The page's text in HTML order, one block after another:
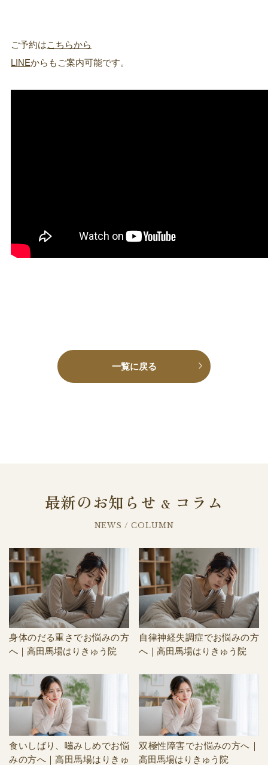
ご予約はこちらから
LINEからもご案内可能です。
一覧に戻る
最新のお知らせ & コラム
NEWS / COLUMN
身体のだる重さでお悩みの方
へ｜高田馬場はりきゅう院
自律神経失調症でお悩みの方
へ｜高田馬場はりきゅう院
食いしばり、嚙みしめでお悩
みの方へ｜高田馬場はりきゅ
双極性障害でお悩みの方へ｜
高田馬場はりきゅう院